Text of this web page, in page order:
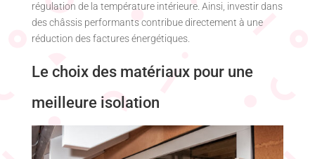
régulation de la température intérieure. Ainsi, investir dans
des châssis performants contribue directement à une
réduction des factures énergétiques.
Le choix des matériaux pour une
meilleure isolation